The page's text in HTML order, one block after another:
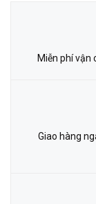
Miễn phí vận
Giao hàng